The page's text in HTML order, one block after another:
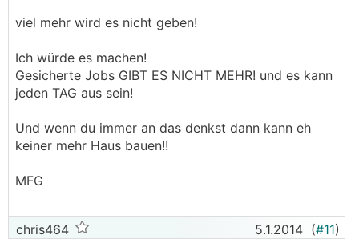
viel mehr wird es nicht geben!
Ich würde es machen!
Gesicherte Jobs GIBT ES NICHT MEHR! und es kann
jeden TAG aus sein!
Und wenn du immer an das denkst dann kann eh
keiner mehr Haus bauen!!
MFG
chris464 5.1.2014 (#11)